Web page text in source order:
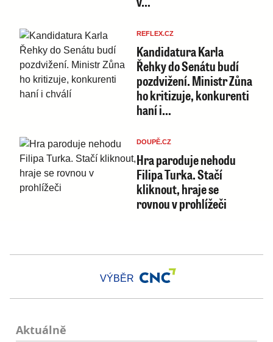
REFLEX.CZ
Kandidatura Karla
Řehky do Senátu budí
pozdvižení. Ministr Zůna
ho kritizuje, konkurenti
haní i…
DOUPĚ.CZ
Hra paroduje nehodu
Filipa Turka. Stačí
kliknout, hraje se
rovnou v prohlížeči
VÝBĚR
Aktuálně